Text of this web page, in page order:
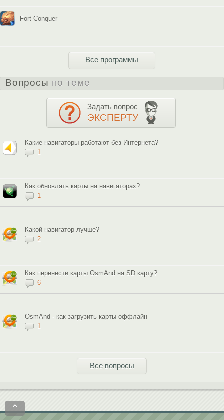
Fort Conquer
Все программы
Вопросы по теме
Задать вопрос
ЭКСПЕРТУ
Какие навигаторы работают без Интернета?
1
Как обновлять карты на навигаторах?
1
Какой навигатор лучше?
2
Как перенести карты OsmAnd на SD карту?
6
OsmAnd - как загрузить карты оффлайн
1
Все вопросы
⌃